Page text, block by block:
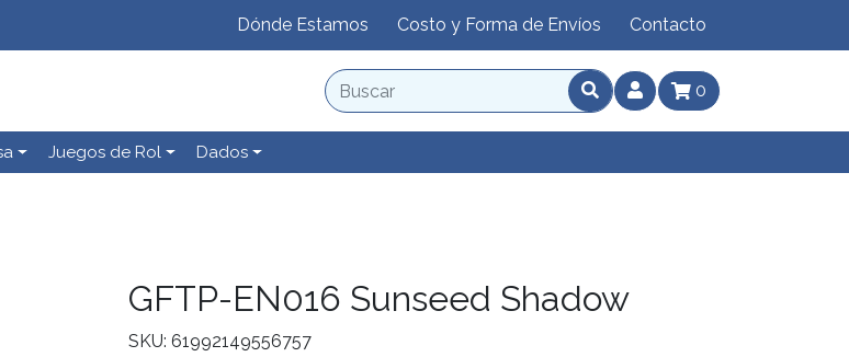
Dónde Estamos Costo y Forma de Envíos Contacto
0
Juegos de Rol Dados
GFTP-EN016 Sunseed Shadow
SKU: 61992149556757